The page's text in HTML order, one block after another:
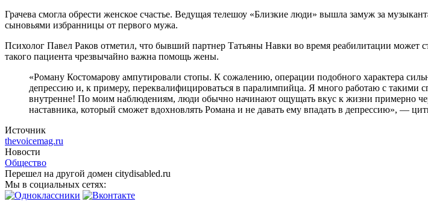
Грачева смогла обрести женское счастье. Ведущая телешоу «Близкие люди» вышла замуж за
сыновьями избранницы от первого мужа.
Психолог Павел Раков отметил, что бывший партнер Татьяны Навки во время реабилитации может
такого пациента чрезвычайно важна помощь жены.
«Роману Костомарову ампутировали стопы. К сожалению, операции подобного характера
депрессию и, к примеру, переквалифицироваться в паралимпийца. Я много работаю с
внутренне! По моим наблюдениям, люди обычно начинают ощущать вкус к жизни примерно
наставника, который сможет вдохновлять Романа и не давать ему впадать в депрессию», —
Источник
thevoicemag.ru
Новости
Общество
Перешел на другой домен citydisabled.ru
Мы в социальных сетях: